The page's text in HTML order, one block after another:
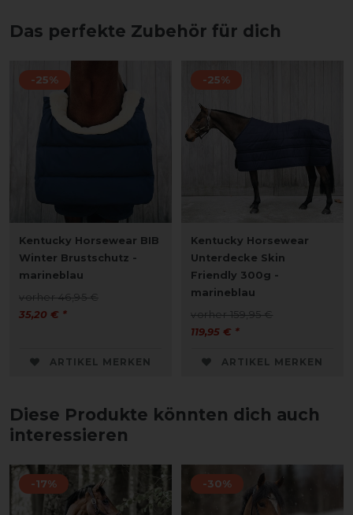
Das perfekte Zubehör für dich
-25%
Kentucky Horsewear BIB
Winter Brustschutz -
marineblau
vorher 46,95 €
35,20 € *
ARTIKEL MERKEN
-25%
Kentucky Horsewear
Unterdecke Skin
Friendly 300g -
marineblau
vorher 159,95 €
119,95 € *
ARTIKEL MERKEN
Diese Produkte könnten dich auch
interessieren
-17% -30%